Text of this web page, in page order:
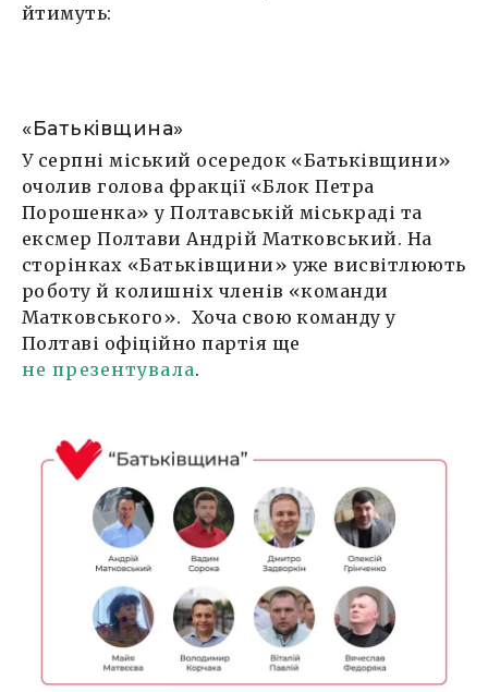
йтимуть:
«Батьківщина»
У серпні міський осередок «Батьківщини»
очолив голова фракції «Блок Петра
Порошенка» у Полтавській міськраді та
ексмер Полтави Андрій Матковський. На
сторінках «Батьківщини» уже висвітлюють
роботу й колишніх членів «команди
Матковського». Хоча свою команду у
Полтаві офіційно партія ще
не презентувала.